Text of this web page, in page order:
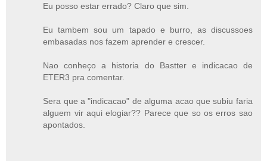
Eu posso estar errado? Claro que sim.
Eu tambem sou um tapado e burro, as discussoes
embasadas nos fazem aprender e crescer.
Nao conheço a historia do Bastter e indicacao de
ETER3 pra comentar.
Sera que a "indicacao" de alguma acao que subiu faria
alguem vir aqui elogiar?? Parece que so os erros sao
apontados.